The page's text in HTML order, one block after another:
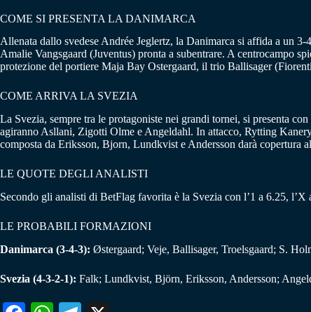
COME SI PRESENTA LA DANIMARCA
Allenata dallo svedese Andrée Jeglertz, la Danimarca si affida a un
Amalie Vangsgaard (Juventus) pronta a subentrare. A centrocampo
protezione del portiere Maja Bay Ostergaard, il trio Ballisager
COME ARRIVA LA SVEZIA
La Svezia, sempre tra le protagoniste nei grandi tornei, si presenta
agiranno Asllani, Zigotti Olme e Angeldahl. In attacco, Rytting
composta da Eriksson, Bjorn, Lundkvist e Andersson darà copertura
LE QUOTE DEGLI ANALISTI
Secondo gli analisti di BetFlag favorita è la Svezia con l’1 a 6.25, l’X
LE PROBABILI FORMAZIONI
Danimarca (3-4-3): Østergaard; Veje, Ballisager, Troelsgaard; S.
Svezia (4-3-2-1): Falk; Lundkvist, Björn, Eriksson, Andersson;